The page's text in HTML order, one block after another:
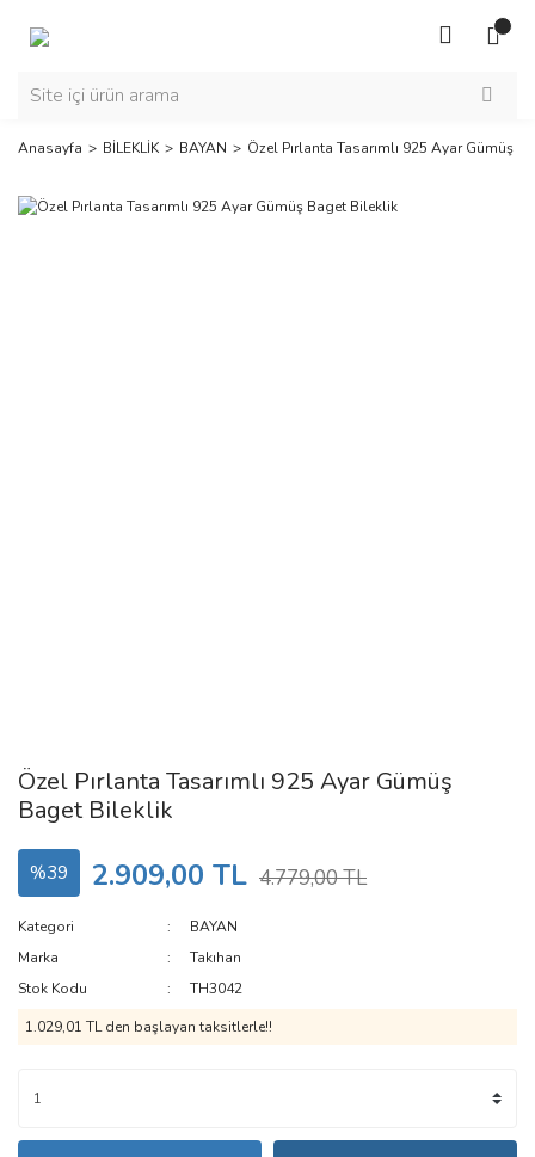
Anasayfa BİLEKLİK BAYAN Özel Pırlanta Tasarımlı 925 Ayar Gümüş
Özel Pırlanta Tasarımlı 925 Ayar Gümüş
Baget Bileklik
%39 2.909,00 TL 4.779,00 TL
Kategori
BAYAN
Marka
Takıhan
Stok Kodu
TH3042
1.029,01 TL den başlayan taksitlerle!!